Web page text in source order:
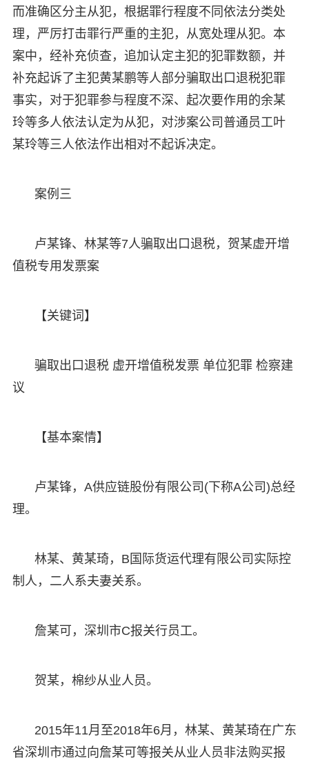
而准确区分主从犯，根据罪行程度不同依法分类处
理，严厉打击罪行严重的主犯，从宽处理从犯。本
案中，经补充侦查，追加认定主犯的犯罪数额，并
补充起诉了主犯黄某鹏等人部分骗取出口退税犯罪
事实，对于犯罪参与程度不深、起次要作用的余某
玲等多人依法认定为从犯，对涉案公司普通员工叶
某玲等三人依法作出相对不起诉决定。
案例三
卢某锋、林某等7人骗取出口退税，贺某虚开增
值税专用发票案
【关键词】
骗取出口退税 虚开增值税发票 单位犯罪 检察建
议
【基本案情】
卢某锋，A供应链股份有限公司(下称A公司)总经
理。
林某、黄某琦，B国际货运代理有限公司实际控
制人，二人系夫妻关系。
詹某可，深圳市C报关行员工。
贺某，棉纱从业人员。
2015年11月至2018年6月，林某、黄某琦在广东
省深圳市通过向詹某可等报关从业人员非法购买报